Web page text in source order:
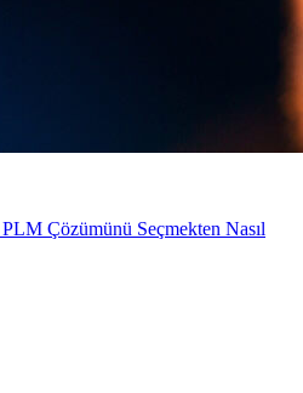
Çözümünü Seçmekten Nasıl